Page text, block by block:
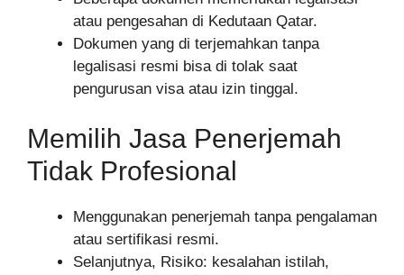
atau pengesahan di Kedutaan Qatar.
Dokumen yang di terjemahkan tanpa
legalisasi resmi bisa di tolak saat
pengurusan visa atau izin tinggal.
Memilih Jasa Penerjemah
Tidak Profesional
Menggunakan penerjemah tanpa pengalaman
atau sertifikasi resmi.
Selanjutnya, Risiko: kesalahan istilah,